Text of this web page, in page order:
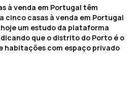
à venda em Portugal têm
cinco casas à venda em Portugal
um estudo da plataforma
que o distrito do Porto é o
habitações com espaço privado